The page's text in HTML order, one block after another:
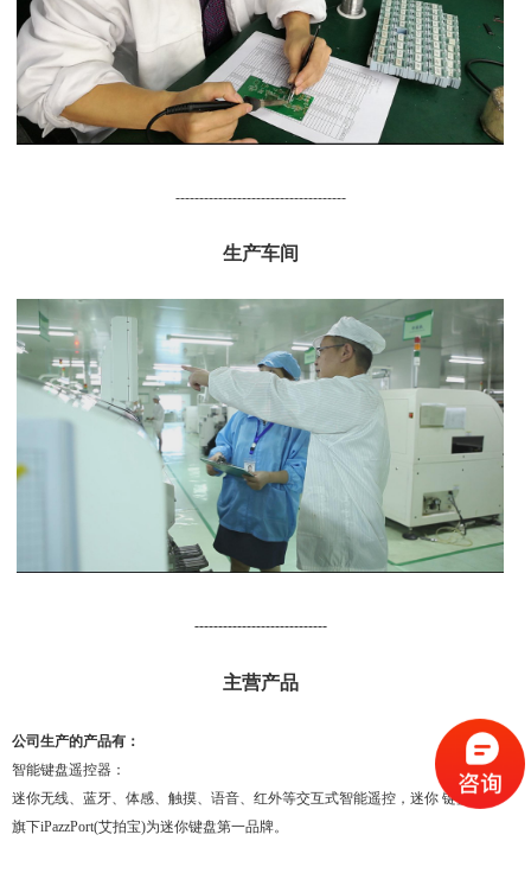
------------------------------------
生产车间
----------------------------
主营产品
公司生产的产品有：
智能键盘遥控器：
迷你无线、蓝牙、体感、触摸、语音、红外等交互式智能遥控，迷你 键盘等。
旗下iPazzPort(艾拍宝)为迷你键盘第一品牌。